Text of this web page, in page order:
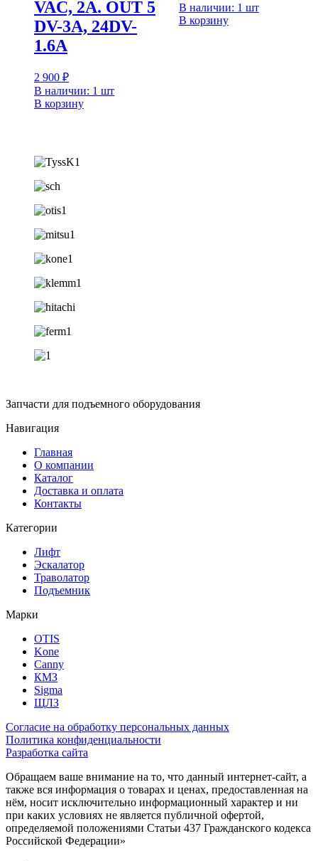
VAC, 2A. OUT 5
DV-3A, 24DV-
1.6A
2 900 ₽
В наличии: 1 шт
В корзину
В наличии: 1 шт
В корзину
Запчасти для подъемного оборудования
Навигация
Главная
О компании
Каталог
Доставка и оплата
Контакты
Категории
Лифт
Эскалатор
Траволатор
Подъемник
Марки
OTIS
Kone
Canny
КМЗ
Sigma
ЩЛЗ
Согласие на обработку персональных данных
Политика конфиденциальности
Разработка сайта
Обращаем ваше внимание на то, что данный интернет-сайт, а
также вся информация о товарах и ценах, предоставленная на
нём, носит исключительно информационный характер и ни
при каких условиях не является публичной офертой,
определяемой положениями Статьи 437 Гражданского кодекса
Российской Федерации»